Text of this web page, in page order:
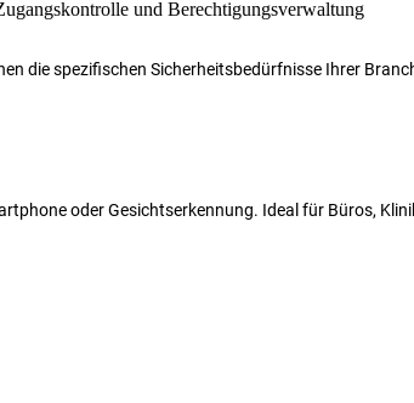
die spezifischen Sicherheitsbedürfnisse Ihrer
oder Gesichtserkennung. Ideal für Büros,